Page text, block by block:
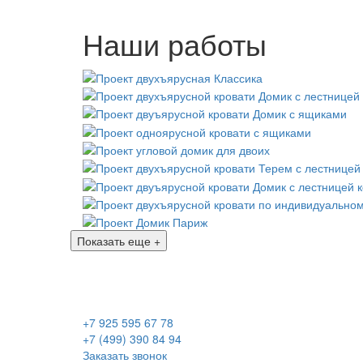
Наши работы
Показать еще +
+7 925 595 67 78
+7 (499) 390 84 94
Заказать звонок